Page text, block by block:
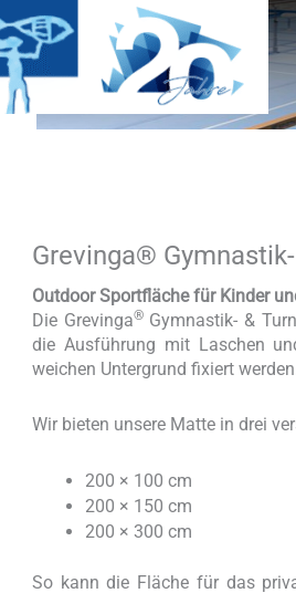
Grevinga®
Outdoor Sportfläche für Kinder
Die Grevinga®Gymnastik- &
die Ausführung mit Laschen
weichen Untergrund fixiert
Wir bieten unsere Matte in drei
200 × 100 cm
200 × 150 cm
200 × 300 cm
So kann die Fläche für das
Grevinga®
&
Turnfläche
Outdoor
Menge